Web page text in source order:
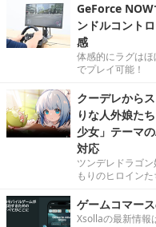
GeForce
ンドルコント
感
体感的にラグは
でプレイ可能！
クーデレから
りな人外娘た
少女」テーマ
対応
ツンデレドラゴ
もりのヒロインた
ゲームコマー
Xsollaの最新情報